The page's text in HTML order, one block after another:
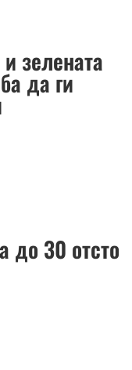
зелената
да ги
до 30 отсто